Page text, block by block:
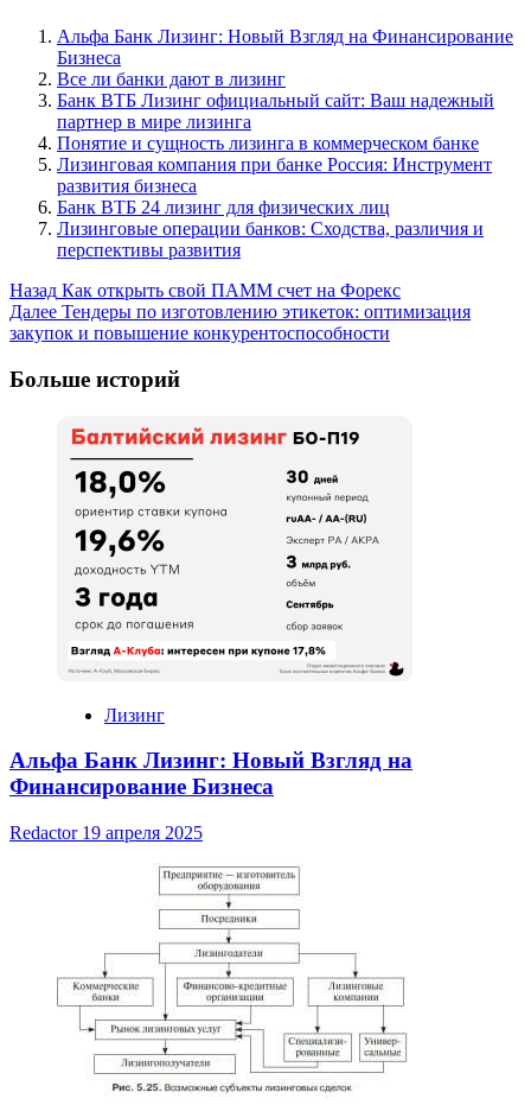
Альфа Банк Лизинг: Новый Взгляд на Финансирование
Бизнеса
Все ли банки дают в лизинг
Банк ВТБ Лизинг официальный сайт: Ваш надежный
партнер в мире лизинга
Понятие и сущность лизинга в коммерческом банке
Лизинговая компания при банке Россия: Инструмент
развития бизнеса
Банк ВТБ 24 лизинг для физических лиц
Лизинговые операции банков: Сходства, различия и
перспективы развития
Post
Navigation
Назад Как открыть свой ПАММ счет на Форекс
Далее Тендеры по изготовлению этикеток: оптимизация
закупок и повышение конкурентоспособности
Больше историй
Лизинг
Альфа Банк Лизинг: Новый Взгляд на
Финансирование Бизнеса
Redactor 19 апреля 2025